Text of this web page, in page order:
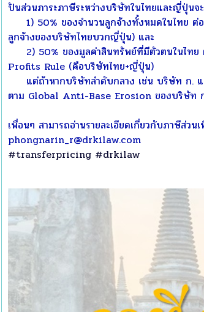
ปันส่วนภาระภาษีระหว่างบริษัทในไทยและญี่ปุ่น
1) 50% ของจำนวนลูกจ้างทั้งหมดในไทย ต่
ลูกจ้างของบริษัทไทยบวกญี่ปุ่น) และ
2) 50% ของมูลค่าสินทรัพย์ที่มีตัวตนในไทย
Profits Rule (คือบริษัทไทย+ญี่ปุ่น)
แต่ถ้าหากบริษัทลำดับกลาง เช่น บริษัท ก. แล
ตาม Global Anti-Base Erosion ของบริษัท
เพื่อนๆ สามารถอ่านรายละเอียดเกี่ยวกับภาษีส่ว
phongnarin_r@drkilaw.com
#transferpricing #drkilaw